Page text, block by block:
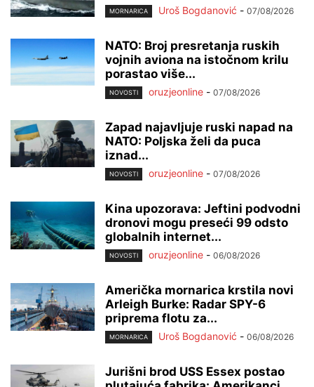
MORNARICA Uroš Bogdanović - 07/08/2026
NATO: Broj presretanja ruskih
vojnih aviona na istočnom krilu
porastao više...
NOVOSTI oruzjeonline - 07/08/2026
Zapad najavljuje ruski napad na
NATO: Poljska želi da puca
iznad...
NOVOSTI oruzjeonline - 07/08/2026
Kina upozorava: Jeftini podvodni
dronovi mogu preseći 99 odsto
globalnih internet...
NOVOSTI oruzjeonline - 06/08/2026
Američka mornarica krstila novi
Arleigh Burke: Radar SPY-6
priprema flotu za...
MORNARICA Uroš Bogdanović - 06/08/2026
Jurišni brod USS Essex postao